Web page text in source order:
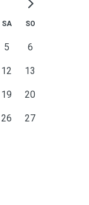
SA SO
5 6
12 13
19 20
26 27